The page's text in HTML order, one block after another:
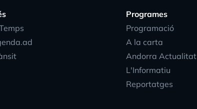
Programes
Programació
A la carta
Andorra Actualitat
L'Informatiu
Reportatges